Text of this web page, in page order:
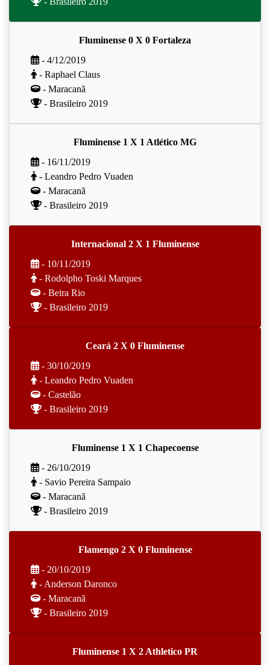
Fluminense 0 X 0 Fortaleza
- 4/12/2019
- Raphael Claus
- Maracanã
- Brasileiro 2019
Fluminense 1 X 1 Atlético MG
- 16/11/2019
- Leandro Pedro Vuaden
- Maracanã
- Brasileiro 2019
Internacional 2 X 1 Fluminense
- 10/11/2019
- Rodolpho Toski Marques
- Beira Rio
- Brasileiro 2019
Ceará 2 X 0 Fluminense
- 30/10/2019
- Leandro Pedro Vuaden
- Castelão
- Brasileiro 2019
Fluminense 1 X 1 Chapecoense
- 26/10/2019
- Savio Pereira Sampaio
- Maracanã
- Brasileiro 2019
Flamengo 2 X 0 Fluminense
- 20/10/2019
- Anderson Daronco
- Maracanã
- Brasileiro 2019
Fluminense 1 X 2 Athletico PR